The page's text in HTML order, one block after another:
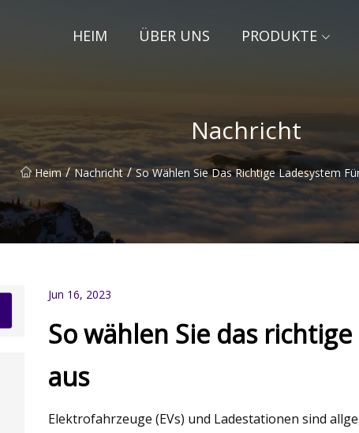
HEIM ÜBER UNS PRODUKTE
Nachricht
Heim / Nachricht / So Wählen Sie Das Richtige Ladesystem
Mar 14, 2023 Mar 06, 2023
Jun 16, 2023
So wählen Sie das
aus
Elektrofahrzeuge (EVs) und Ladestationen sind